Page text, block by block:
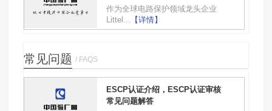
作为全球电路保护领域龙头企业
Littel... 【详情】
常见问题 / FAQS
ESCP认证介绍，ESCP认证审核
常见问题解答